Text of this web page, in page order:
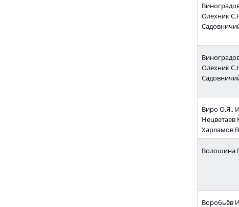
Олехник
Олехник
Виро О.Я.,
Харламов
Волошина
Воробьёв